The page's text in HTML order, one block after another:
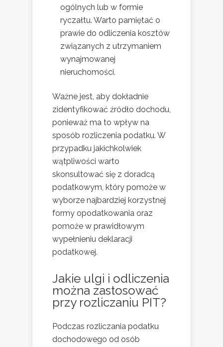
ogólnych lub w formie
ryczałtu. Warto pamiętać o
prawie do odliczenia kosztów
związanych z utrzymaniem
wynajmowanej
nieruchomości.
Ważne jest, aby dokładnie
zidentyfikować źródło dochodu,
ponieważ ma to wpływ na
sposób rozliczenia podatku. W
przypadku jakichkolwiek
wątpliwości warto
skonsultować się z doradcą
podatkowym, który pomoże w
wyborze najbardziej korzystnej
formy opodatkowania oraz
pomoże w prawidłowym
wypełnieniu deklaracji
podatkowej.
Jakie ulgi i odliczenia
można zastosować
przy rozliczaniu PIT?
Podczas rozliczania podatku
dochodowego od osób